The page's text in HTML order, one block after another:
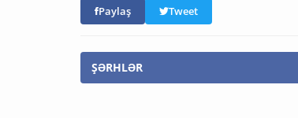
Paylaş Tweet
ŞƏRHLƏR